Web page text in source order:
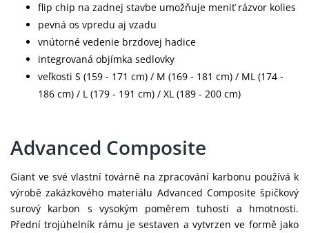
flip chip na zadnej stavbe umožňuje meniť rázvor kolies
pevná os vpredu aj vzadu
vnútorné vedenie brzdovej hadice
integrovaná objímka sedlovky
veľkosti S (159 - 171 cm) / M (169 - 181 cm) / ML (174 -
186 cm) / L (179 - 191 cm) / XL (189 - 200 cm)
Advanced Composite
Giant ve své vlastní továrně na zpracování karbonu používá k
výrobě zakázkového materiálu Advanced Composite špičkový
surový karbon s vysokým poměrem tuhosti a hmotnosti.
Přední trojúhelník rámu je sestaven a vytvrzen ve formě jako